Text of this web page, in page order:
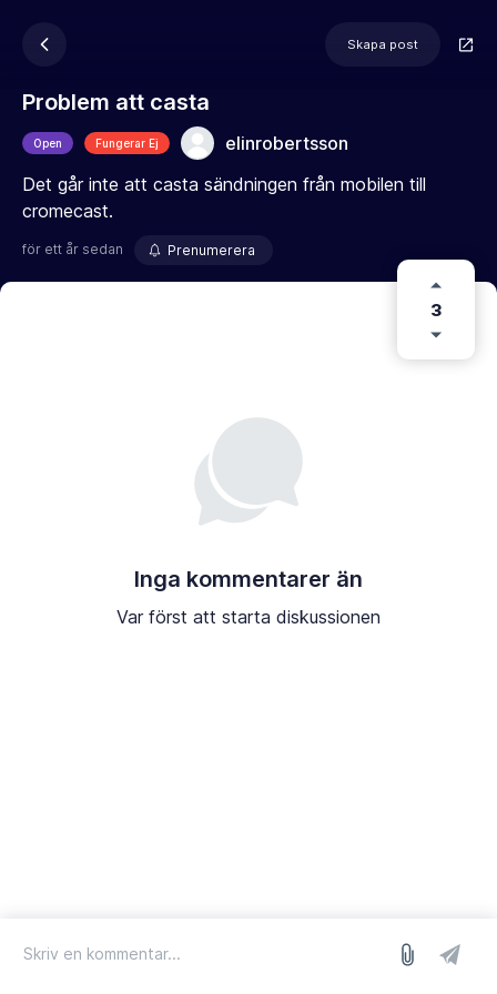
Skapa post
Problem att casta
Open Fungerar Ej
elinrobertsson
Det går inte att casta sändningen från mobilen till
cromecast.
för ett år sedan Prenumerera
3
Inga kommentarer än
Var först att starta diskussionen